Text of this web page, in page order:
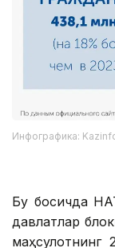
Инфографика:
Бу босқичда
давлатлар